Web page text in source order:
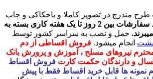
مندرج در تصویر کاملا و باحکاکی و چاپ
سفارشات بین 2 روز تا یک هفته کاری بسته به
حمل و نصب به سراسر کشور توسط
انجام میشود. فروش اقساطی از دم
نیروهای مسلح ، آموزش و پرورش بانک
و دارندگان حکمت کارت فروش اقساط
نمونه ها قابل خرید اقساط فقط با پیش